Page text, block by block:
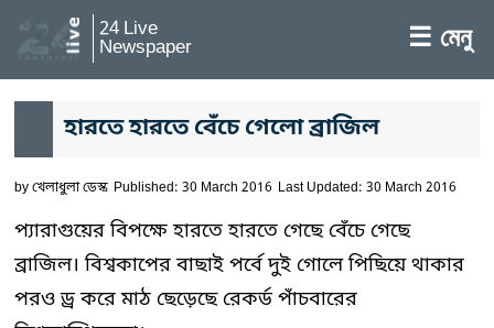
24 Live
Newspaper ☰ মেনু
হারতে হারতে বেঁচে গেলো ব্রাজিল
byখেলাধুলা ডেস্ক Published: 30 March 2016 Last Updated: 30 March 2016
প্যারাগুয়ের বিপক্ষে হারতে হারতে গেছে বেঁচে গেছে
ব্রাজিল। বিশ্বকাপের বাছাই পর্বে দুই গোলে পিছিয়ে থাকার
পরও ড্র করে মাঠ ছেড়েছে রেকর্ড পাঁচবারের